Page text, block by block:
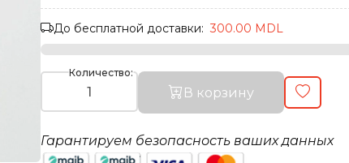
До бесплатной доставки:300.00 MDL
Количество:
В корзину
Гарантируем безопасность ваших данных